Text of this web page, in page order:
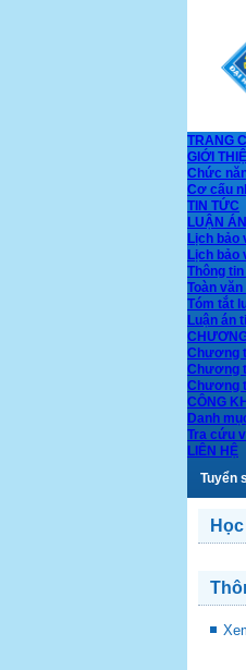
TRANG
GIỚI
Chức
Cơ cấu
TIN TỨC
LUẬN
Lịch bảo
Lịch bảo
Thông
Toàn
Tóm tắt
Luận án
Chương
Chương
Chương
CÔNG
Danh
Tra cứu
LIÊN HỆ
Tuyển